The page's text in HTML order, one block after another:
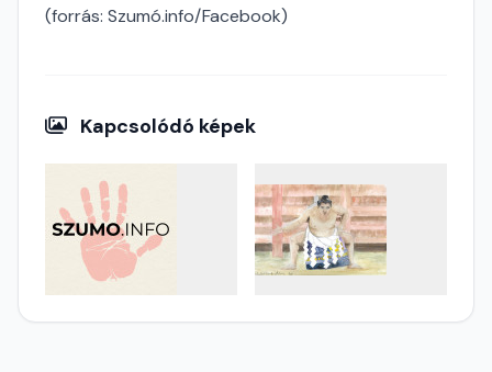
(forrás: Szumó.info/Facebook)
Kapcsolódó képek